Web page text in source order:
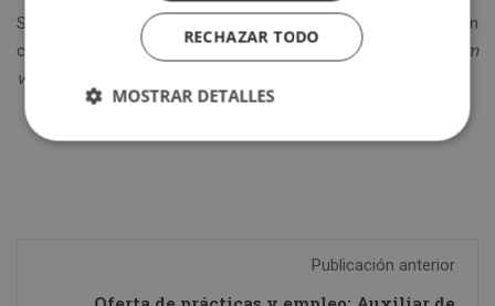
Si quieres trabajar de técnico o técnica de farmacia, envía un
correo electrónico con carta de presentación y
curriculum
vitae
Publicación anterior
RECHAZAR TODO
MOSTRAR DETALLES